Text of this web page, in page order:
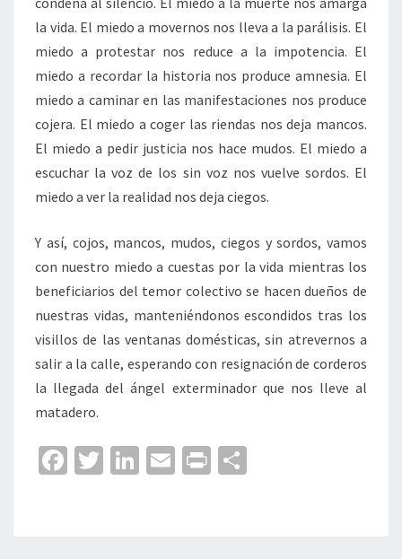
la vida. El miedo a movernos nos lleva a la parálisis. El
miedo a protestar nos reduce a la impotencia. El
miedo a recordar la historia nos produce amnesia. El
miedo a caminar en las manifestaciones nos produce
cojera. El miedo a coger las riendas nos deja mancos.
El miedo a pedir justicia nos hace mudos. El miedo a
escuchar la voz de los sin voz nos vuelve sordos. El
miedo a ver la realidad nos deja ciegos.
Y así, cojos, mancos, mudos, ciegos y sordos, vamos
con nuestro miedo a cuestas por la vida mientras los
beneficiarios del temor colectivo se hacen dueños de
nuestras vidas, manteniéndonos escondidos tras los
visillos de las ventanas domésticas, sin atrevernos a
salir a la calle, esperando con resignación de corderos
la llegada del ángel exterminador que nos lleve al
matadero.
Fa
o
T
er
Li
dI
E
l
Pr
p